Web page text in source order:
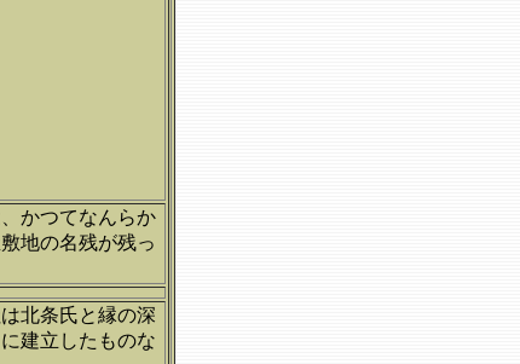
かつてなんらか
地の名残が残っ
北条氏と縁の深
建立したものな